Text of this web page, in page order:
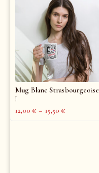
Mug Blanc Strasbourgeoise
!
12,00 € – 15,50 €